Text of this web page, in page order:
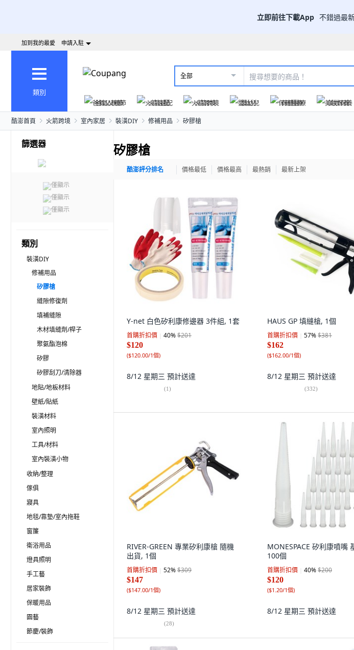
立即前往下載App 不錯過最
加到我的最愛 申請入駐
類別
全部
爸氣父親節
火箭速配 火箭跨境 嬰幼兒 保健醫療 美妝保養
酷澎首頁 火箭跨境 室內家居 裝潢DIY 修補用品 矽膠槍
篩選器
僅顯示
僅顯示
僅顯示
類別
裝潢DIY
修補用品
矽膠槍
縫隙修復劑
填補縫隙
木材填縫劑/桿子
聚氨酯泡棉
矽膠
矽膠刮刀/清除器
地貼/地板材料
壁紙/貼紙
裝潢材料
室內照明
工具/材料
室內裝潢小物
收納/整理
傢俱
寢具
地毯/靠墊/室內拖鞋
窗簾
衛浴用品
燈具照明
手工藝
居家裝飾
保暖用品
園藝
節慶/裝飾
矽膠槍
酷澎評分排名 價格最低 價格最高 最熱銷 最新上架
Y-net 白色矽利康修邊器 3件組, 1套
首購折扣價 40%$201
$120
($120.00/1個)
8/12 星期三 預計送達
(1)
HAUS GP 填縫槍, 1個
首購折扣價 57%$381
$162
($162.00/1個)
8/12 星期三 預計送達
(332)
RIVER-GREEN 專業矽利康槍 隨機
出貨, 1個
首購折扣價 52%$309
$147
($147.00/1個)
8/12 星期三 預計送達
(28)
MONESPACE 矽利康噴嘴
100個
首購折扣價 40%$200
$120
($1.20/1個)
8/12 星期三 預計送達